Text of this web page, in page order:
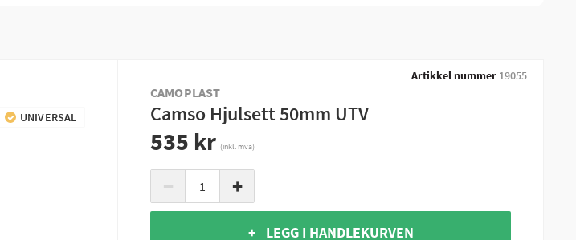
UNIVERSAL
Artikkel nummer 19055
CAMOPLAST
Camso Hjulsett 50mm UTV
535 kr (inkl. mva)
− +
+ LEGG I HANDLEKURVEN